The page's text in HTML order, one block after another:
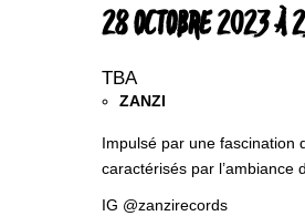
28 OCTOBRE 2023 À
TBA
ZANZI
Impulsé par une fascination
caractérisés par l’ambiance
IG @zanzirecords